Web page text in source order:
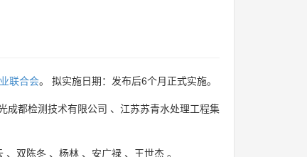
联合会。 拟实施日期：发布后6个月正式实施。
成都检测技术有限公司 、 江苏苏青水处理工程集
、 双陈冬 、 杨林 、 安广禄 、 王世杰 。